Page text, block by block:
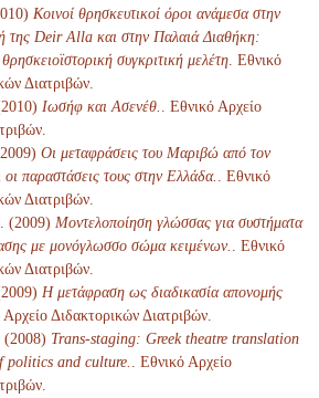
Κοινοί θρησκευτικοί όροι ανάμεσα στην
της Deir Alla και στην Παλαιά Διαθήκη:
συγκριτική μελέτη . Εθνικό
Διατριβών.
Ιωσήφ και Ασενέθ.
. Εθνικό Αρχείο
Οι μεταφράσεις του Μαριβώ από τον
παραστάσεις τους στην Ελλάδα.
. Εθνικό
Διατριβών.
(2009) Μοντελοποίηση γλώσσας για συστήματα
με μονόγλωσσο σώμα κειμένων.
. Εθνικό
Διατριβών.
Η μετάφραση ως διαδικασία απονομής
Αρχείο Διδακτορικών Διατριβών.
Trans-staging: Greek theatre translation
and culture.
. Εθνικό Αρχείο